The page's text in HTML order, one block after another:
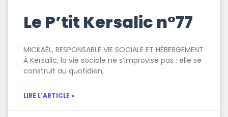
Le P’tit Kersalic n°77
MICKAËL, RESPONSABLE VIE SOCIALE ET HÉBERGEMENT
À Kersalic, la vie sociale ne s’improvise pas : elle se
construit au quotidien,
LIRE L'ARTICLE »